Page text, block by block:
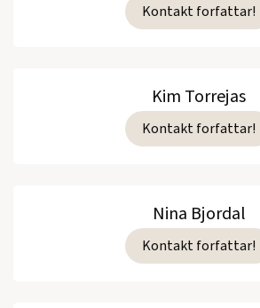
Kontakt forfattar!
Kim Torrejas
Kontakt forfattar!
Nina Bjordal
Kontakt forfattar!